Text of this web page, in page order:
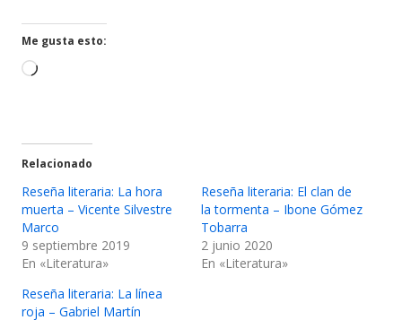
Me gusta esto:
Cargando...
Relacionado
Reseña literaria: La hora
muerta – Vicente Silvestre
Marco
9 septiembre 2019
En «Literatura»
Reseña literaria: El clan de
la tormenta – Ibone Gómez
Tobarra
2 junio 2020
En «Literatura»
Reseña literaria: La línea
roja – Gabriel Martín